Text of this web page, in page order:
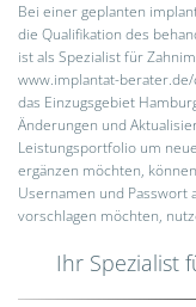
Bei einer geplanten
die Qualifikation des
ist als Spezialist für
www.implantat-
das Einzugsgebiet
Änderungen und
Leistungsportfolio um
ergänzen möchten,
Usernamen und Passwort
vorschlagen möchten,
Ihr Spezialist